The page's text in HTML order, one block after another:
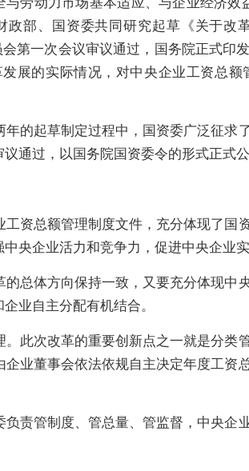
部、国资委共同研究起草《关于改
第一次会议审议通过，国务院正式印
展的实际情况，对中央企业工资总
的起草制定过程中，国资委广泛征求
通过，以国务院国资委令的形式正式公
资总额管理制度文件，充分体现了国
央企业活力和竞争力，促进中央企业实
总体方向保持一致，又要充分体现中
业自主分配有机结合。
此次改革的重要创新点之一就是分类
业董事会依法依规自主决定年度工资
责管制度、管总量、管监督，中央企